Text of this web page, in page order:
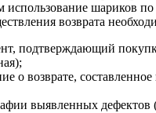
шариков по
возврата
подтверждающий
о возврате,
выявленных дефектов